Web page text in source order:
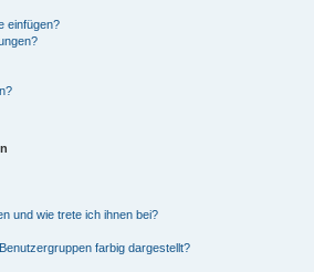
einfügen?
und wie trete ich ihnen bei?
farbig dargestellt?